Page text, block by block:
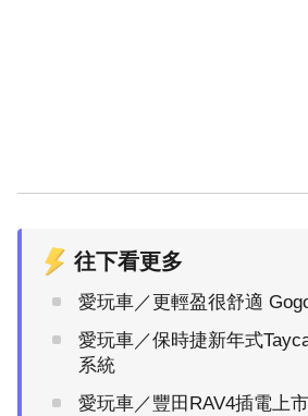
往下看更多
愛玩車／
愛玩車／保時捷新年式
系統
愛玩車／豐田RAV4插電上